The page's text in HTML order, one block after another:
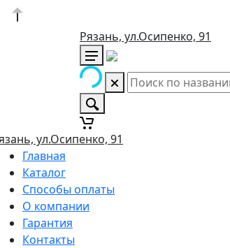
Рязань, ул.Осипенко, 91
ул.Осипенко, 91
Главная
Каталог
Способы оплаты
О компании
Гарантия
Контакты